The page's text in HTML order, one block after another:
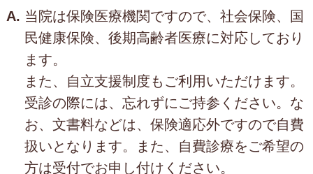
A. 当院は保険医療機関ですので、社会保険、国
民健康保険、後期高齢者医療に対応しており
ます。
また、自立支援制度もご利用いただけます。
受診の際には、忘れずにご持参ください。な
お、文書料などは、保険適応外ですので自費
扱いとなります。また、自費診療をご希望の
方は受付でお申し付けください。